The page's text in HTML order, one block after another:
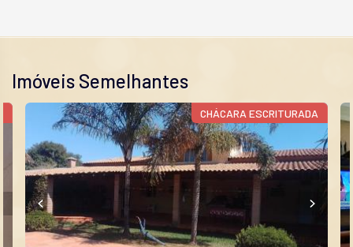
Imóveis Semelhantes
CHÁCARA ESCRITURADA